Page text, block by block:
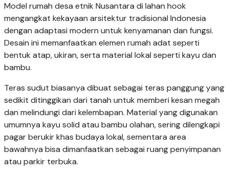
Model rumah desa etnik Nusantara di lahan hook
mengangkat kekayaan arsitektur tradisional Indonesia
dengan adaptasi modern untuk kenyamanan dan fungsi.
Desain ini memanfaatkan elemen rumah adat seperti
bentuk atap, ukiran, serta material lokal seperti kayu dan
bambu.
Teras sudut biasanya dibuat sebagai teras panggung yang
sedikit ditinggikan dari tanah untuk memberi kesan megah
dan melindungi dari kelembapan. Material yang digunakan
umumnya kayu solid atau bambu olahan, sering dilengkapi
pagar berukir khas budaya lokal, sementara area
bawahnya bisa dimanfaatkan sebagai ruang penyimpanan
atau parkir terbuka.